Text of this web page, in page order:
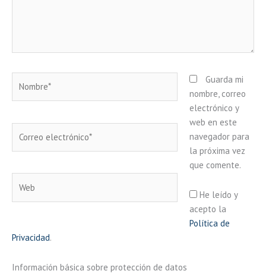
electrónico*
Guarda mi
nombre, correo
electrónico y
web en este
navegador para
la próxima vez
que comente.
He leído y
acepto la
Política de
Privacidad.
Información básica sobre protección de datos